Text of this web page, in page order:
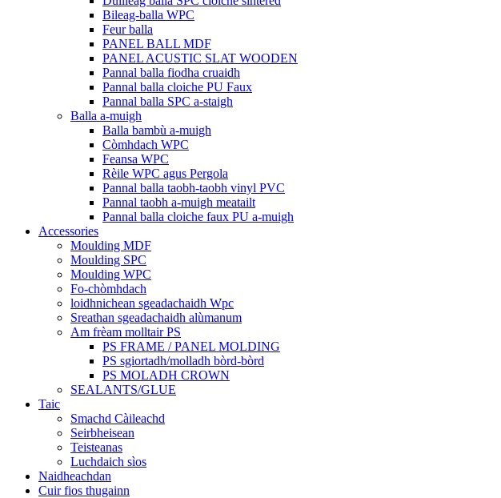
Bileag-balla WPC
Feur balla
PANEL BALL MDF
PANEL ACUSTIC SLAT WOODEN
Pannal balla fiodha cruaidh
Pannal balla cloiche PU Faux
Pannal balla SPC a-staigh
Balla a-muigh
Balla bambù a-muigh
Còmhdach WPC
Feansa WPC
Rèile WPC agus Pergola
Pannal balla taobh-taobh vinyl PVC
Pannal taobh a-muigh meatailt
Pannal balla cloiche faux PU a-muigh
Accessories
Moulding MDF
Moulding SPC
Moulding WPC
Fo-chòmhdach
loidhnichean sgeadachaidh Wpc
Sreathan sgeadachaidh alùmanum
Am frèam molltair PS
PS FRAME / PANEL MOLDING
PS sgiortadh/molladh bòrd-bòrd
PS MOLADH CROWN
SEALANTS/GLUE
Taic
Smachd Càileachd
Seirbheisean
Teisteanas
Luchdaich sìos
Naidheachdan
Cuir fios thugainn